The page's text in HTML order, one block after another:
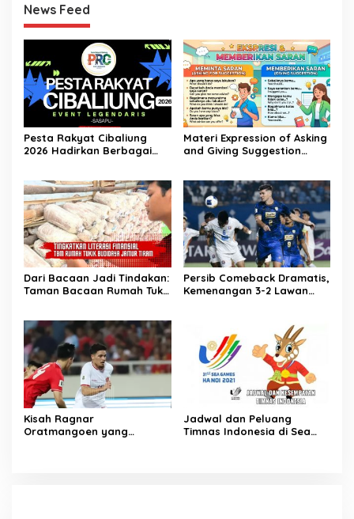
News Feed
Pesta Rakyat Cibaliung
2026 Hadirkan Berbagai
Materi Expression of Asking
and Giving Suggestion
Dari Bacaan Jadi Tindakan:
Taman Bacaan Rumah Tukik
Ujung Kulon
Persib Comeback Dramatis,
Kemenangan 3-2 Lawan
Kisah Ragnar
Oratmangoen yang
Jadwal dan Peluang
Timnas Indonesia di Sea